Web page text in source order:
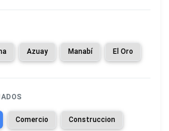
Azuay Manabí El Oro
Comercio Construccion